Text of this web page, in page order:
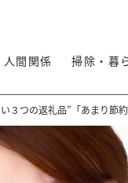
人間関係 掃除・暮
３つの返礼品”「あまり節